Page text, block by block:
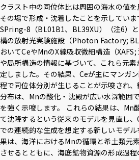
クラスト中の同位体比は周囲の海水の値
その場で形成・沈着したことを示してい
SPring-8（BL01B1、BL39XU）（注6）
構の放射光実験施設（Photon Factory;
おいてCeやMnのX線吸収微細構造（
や局所構造の情報に基づいて、これら元
定しました。その結果、Ceが主にマンガ
程で同位体分別が生じることが示唆され
分布は、Mnの酸化・沈殿が広い水深範囲
を強く示唆します。 これらの結果は、Mn
て沈降するという従来のモデルを見直し
での連続的な生成を想定する新しいモデ
果は、海洋におけるMnの循環と希土類元
させるとともに、海底鉱物資源の形成過